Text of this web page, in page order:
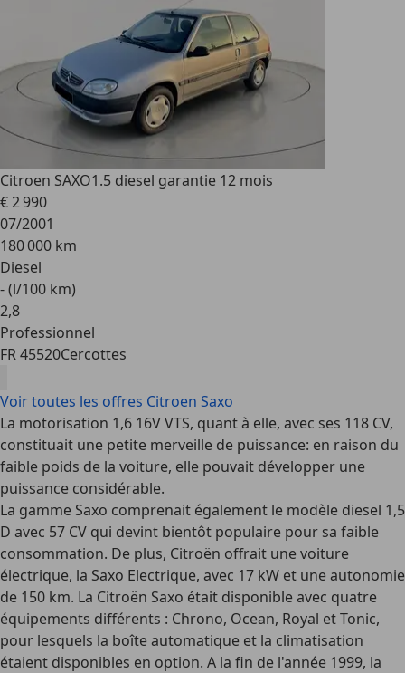
Citroen SAXO1.5 diesel garantie 12 mois
€ 2 990
07/2001
180 000 km
Diesel
- (l/100 km)
2,8
Professionnel
FR 45520Cercottes
Voir toutes les offres Citroen Saxo
La motorisation 1,6 16V VTS, quant à elle, avec ses 118 CV,
constituait une petite merveille de puissance: en raison du
faible poids de la voiture, elle pouvait développer une
puissance considérable.
La gamme Saxo comprenait également le modèle diesel 1,5
D avec 57 CV qui devint bientôt populaire pour sa faible
consommation. De plus, Citroën offrait une voiture
électrique, la Saxo Electrique, avec 17 kW et une autonomie
de 150 km. La Citroën Saxo était disponible avec quatre
équipements différents : Chrono, Ocean, Royal et Tonic,
pour lesquels la boîte automatique et la climatisation
étaient disponibles en option. A la fin de l'année 1999, la